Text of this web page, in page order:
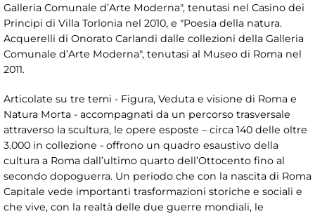
Galleria Comunale d’Arte Moderna", tenutasi nel Casino dei
Principi di Villa Torlonia nel 2010, e "Poesia della natura.
Acquerelli di Onorato Carlandi dalle collezioni della Galleria
Comunale d’Arte Moderna", tenutasi al Museo di Roma nel
2011.
Articolate su tre temi - Figura, Veduta e visione di Roma e
Natura Morta - accompagnati da un percorso trasversale
attraverso la scultura, le opere esposte – circa 140 delle oltre
3.000 in collezione - offrono un quadro esaustivo della
cultura a Roma dall’ultimo quarto dell’Ottocento fino al
secondo dopoguerra. Un periodo che con la nascita di Roma
Capitale vede importanti trasformazioni storiche e sociali e
che vive, con la realtà delle due guerre mondiali, le